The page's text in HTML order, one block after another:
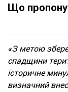
Що
«З метою
спадщини
історичне
визначний